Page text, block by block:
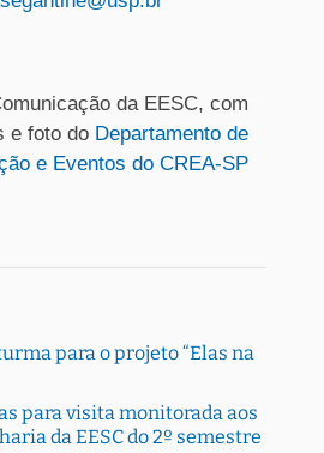
da EESC, com
e foto do Departamento de
e Eventos do CREA-SP
para o projeto “Elas na
para visita monitorada aos
da EESC do 2º semestre